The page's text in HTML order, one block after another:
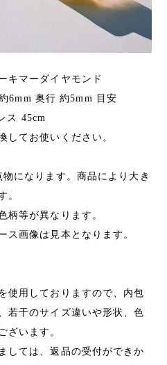
マーダイヤモンド
6mm 奥行 約5mm 目安
ス 45cm
してお使いください。
になります。商品により大き
。
柄等が異なります。
画像は見本となります。
使用しておりますので、内包
若干のサイズ違いや形状、色
ざいます。
しては、返品の受付ができか